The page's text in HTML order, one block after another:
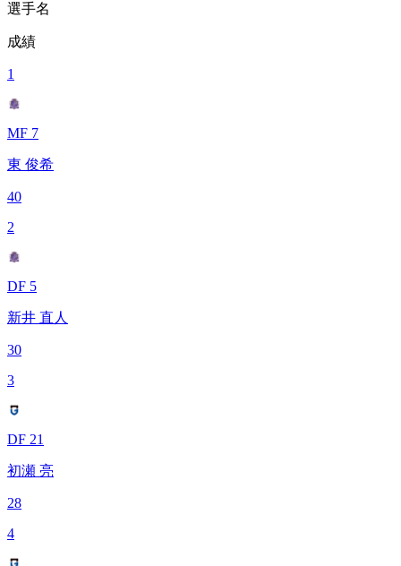
選手名
成績
1
MF 7
東 俊希
40
2
DF 5
新井 直人
30
3
DF 21
初瀬 亮
28
4